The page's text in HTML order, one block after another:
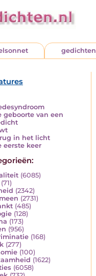
gedichten
geboorte van een
in het licht
eerste keer
(6085)
(71)
(2342)
(2731)
(485)
(128)
(173)
(956)
(168)
(277)
(100)
(1622)
(6058)